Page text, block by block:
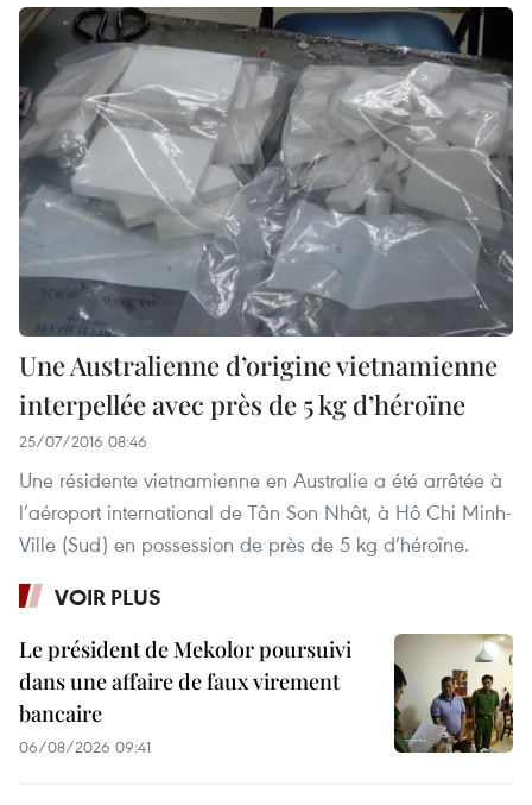
Une Australienne d’origine vietnamienne
interpellée avec près de 5 kg d’héroïne
25/07/2016 08:46
Une résidente vietnamienne en Australie a été arrêtée à
l’aéroport international de Tân Son Nhât, à Hô Chi Minh-
Ville (Sud) en possession de près de 5 kg d’héroïne.
VOIR PLUS
Le président de Mekolor poursuivi
dans une affaire de faux virement
bancaire
06/08/2026 09:41